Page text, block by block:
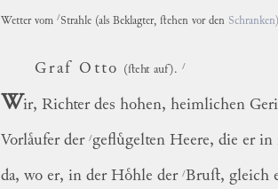
Wetter vom /Strahle (als Beklagter, ſtehen vor den
Graf Otto (ſteht auf). /
Wir, Richter des hohen, heimlichen
Vorlaͤufer der /gefluͤgelten Heere, die er in
da, wo er, in der Hoͤhle der /Bruſt, gleich